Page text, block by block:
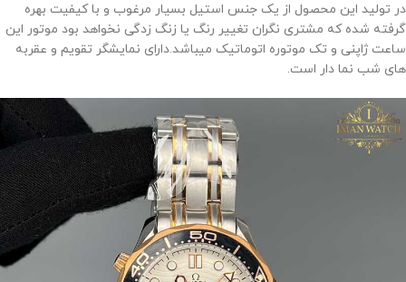
در تولید این محصول از یک جنس استیل بسیار مرغوب و با کیفیت بهره
گرفته شده که مشتری نگران تغییر رنگ یا زنگ زدگی نخواهد بود موتور این
ساعت ژاپنی و تک موتوره اتوماتیک میباشد.دارای نمایشگر تقویم و عقربه
های شب نما دار است.